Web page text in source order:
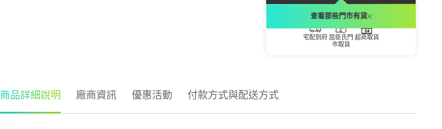
查看那些門市有貨
配送方式
宅配到府 屈臣氏門
市取貨
超商取貨
商品詳細說明 廠商資訊 優惠活動 付款方式與配送方式